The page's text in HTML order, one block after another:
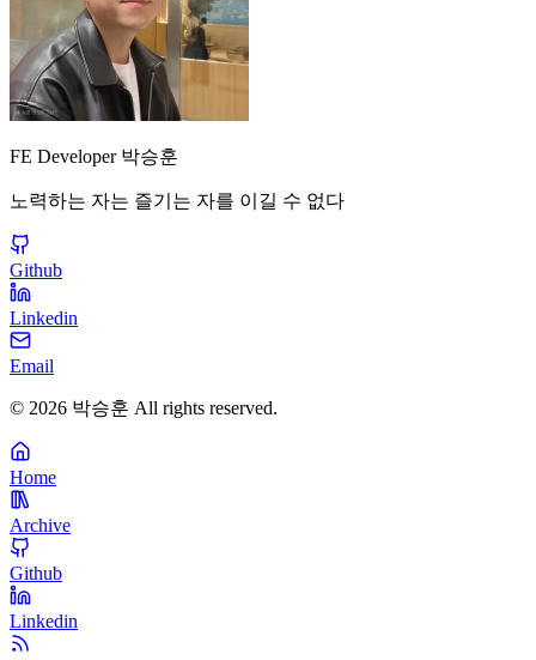
FE Developer 박승훈
노력하는 자는 즐기는 자를 이길 수 없다
Github
Linkedin
Email
© 2026 박승훈 All rights reserved.
Home
Archive
Github
Linkedin